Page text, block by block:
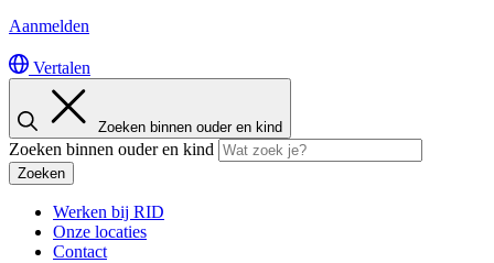
Aanmelden
Vertalen
Zoeken binnen ouder en kind
Zoeken binnen ouder en kind
Zoeken
Werken bij RID
Onze locaties
Contact